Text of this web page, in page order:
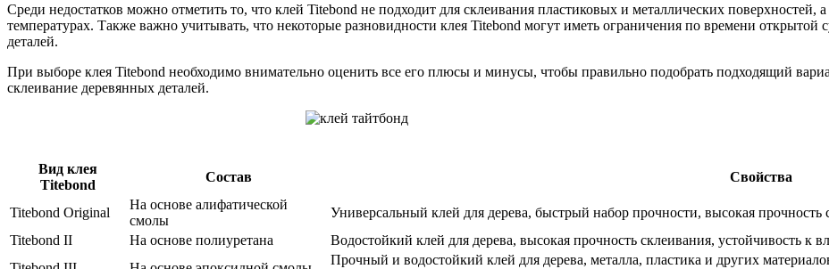
Среди недостатков можно отметить то, что клей Titebond не подходит для склеивания пластиковых и металлических поверхностей,
температурах. Также важно учитывать, что некоторые разновидности клея Titebond могут иметь ограничения по времени открытой
деталей.
При выборе клея Titebond необходимо внимательно оценить все его плюсы и минусы, чтобы правильно подобрать подходящий
склеивание деревянных деталей.
Вид клея
Titebond
Состав Свойства
Titebond Original
На основе алифатической
смолы
Универсальный клей для дерева, быстрый набор прочности, высокая прочность
Titebond II
На основе полиуретана
Водостойкий клей для дерева, высокая прочность склеивания, устойчивость к
Прочный и водостойкий клей для дерева, металла, пластика и других